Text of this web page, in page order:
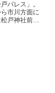
パレス」。
市川方面に
戸神社前の